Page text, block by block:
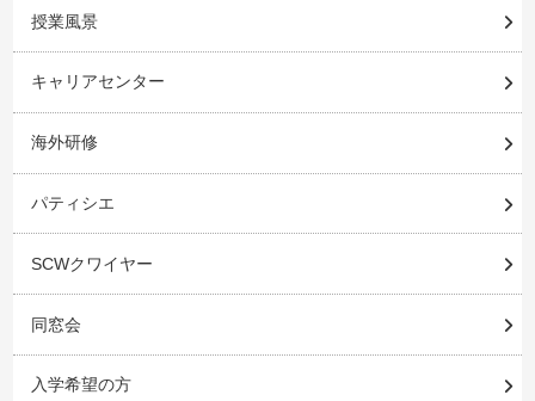
授業風景
キャリアセンター
海外研修
パティシエ
SCWクワイヤー
同窓会
入学希望の方